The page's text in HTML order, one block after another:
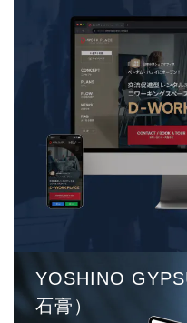
YOSHINO
石膏）